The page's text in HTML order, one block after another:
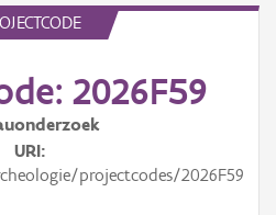
2026F59
URI
projectcodes/2026F59